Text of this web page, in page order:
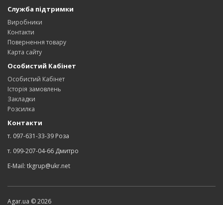
Служба підтримки
Виробники
Контакти
Повернення товару
Карта сайту
Особистий Кабінет
Особистий Кабінет
Історія замовлень
Закладки
Розсилка
Контакти
т. 097-631-33-39 Роза
т. 099-207-04-66 Дмитро
E-Mail: tkgrup@ukr.net
Agar.ua © 2026